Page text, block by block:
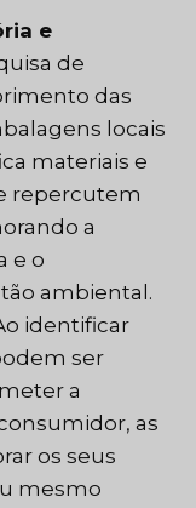
e
de
das
locais
materiais e
repercutem
a
e o
ambiental.
identificar
ser
a
as
os seus
mesmo